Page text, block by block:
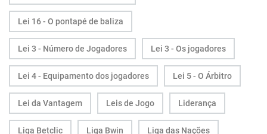
Lei 16 - O pontapé de baliza
Lei 3 - Número de Jogadores Lei 3 - Os jogadores
Lei 4 - Equipamento dos jogadores Lei 5 - O Árbitro
Lei da Vantagem Leis de Jogo Liderança
Liga Betclic Liga Bwin Liga das Nações